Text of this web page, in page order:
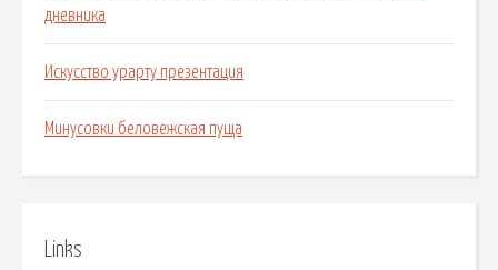
дневника
Искусство урарту презентация
Минусовки беловежская пуща
Links